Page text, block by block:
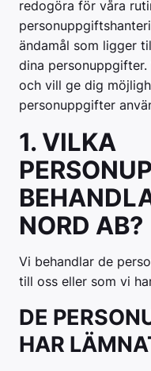
redogöra för våra
ändamål som ligger
dina
och vill ge dig
personuppgifter
1. VILKA
NORD AB?
Vi behandlar de
till oss eller som vi
DE
HAR